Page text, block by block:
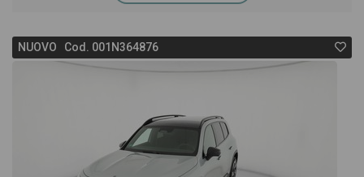
NUOVO Cod. 001N364876